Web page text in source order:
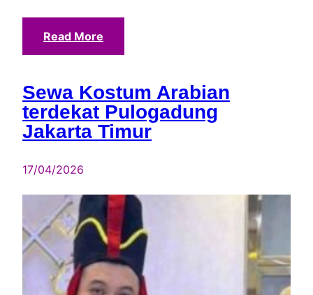
Read More
Sewa Kostum Arabian
terdekat Pulogadung
Jakarta Timur
17/04/2026